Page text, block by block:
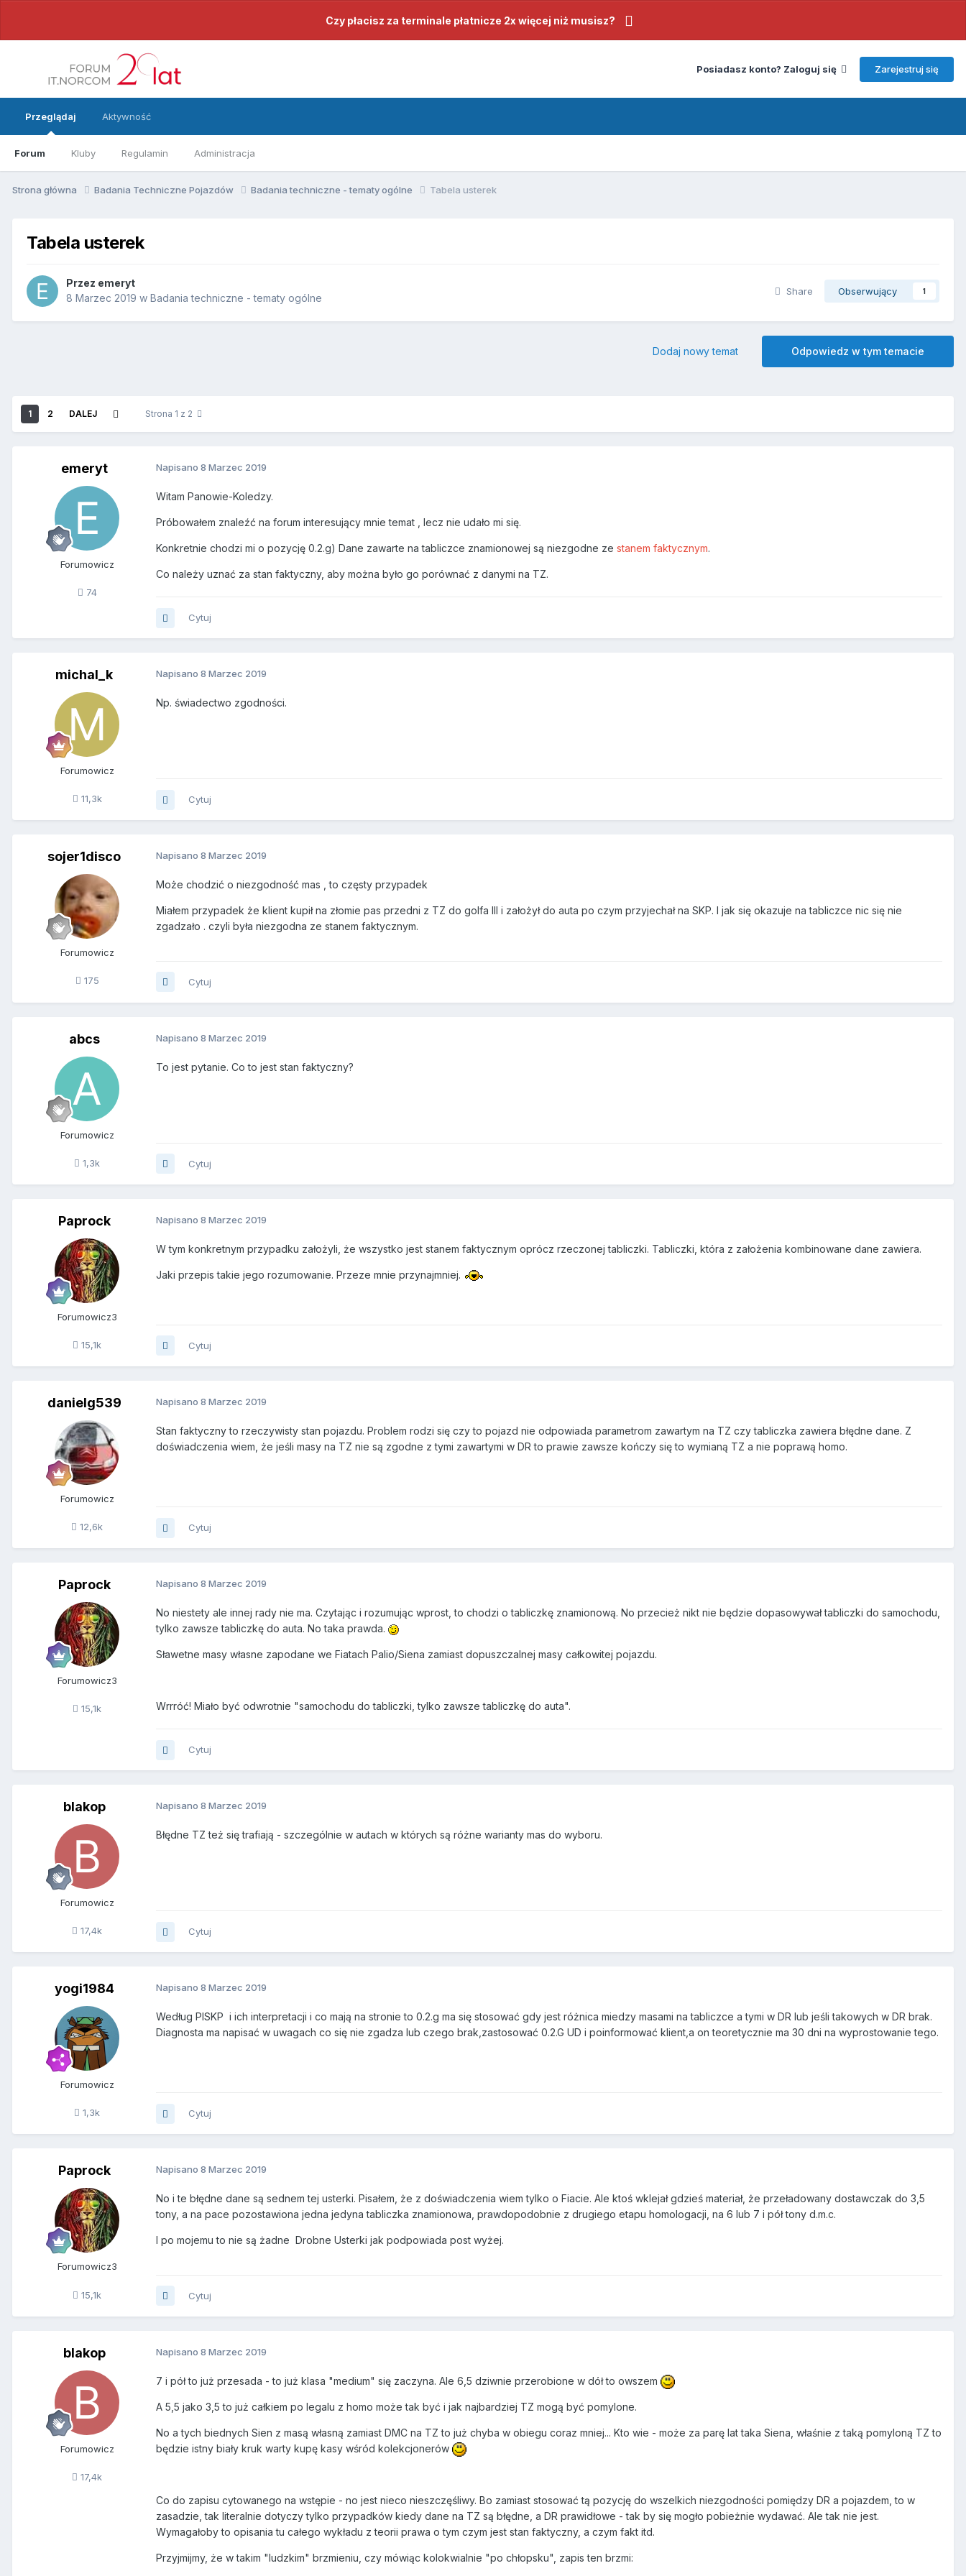
Czy płacisz za terminale płatnicze 2x więcej niż musisz?
Posiadasz konto? Zaloguj się Zarejestruj się
Przeglądaj
Forum Kluby Regulamin Administracja
Aktywność
Strona główna Badania Techniczne Pojazdów Badania techniczne - tematy ogólne Tabela usterek
Tabela usterek
Przez emeryt
8 Marzec 2019 w Badania techniczne - tematy ogólne
Share Obserwujący 1
Odpowiedz w tym temacie
Dodaj nowy temat
1 2 DALEJ Strona 1 z 2
emeryt
Forumowicz
74
Napisano 8 Marzec 2019
Witam Panowie-Koledzy.
Próbowałem znaleźć na forum interesujący mnie temat , lecz nie udało mi się.
Konkretnie chodzi mi o pozycję 0.2.g) Dane zawarte na tabliczce znamionowej są niezgodne ze stanem faktycznym.
Co należy uznać za stan faktyczny, aby można było go porównać z danymi na TZ.
Cytuj
michal_k
Forumowicz
11,3k
Napisano 8 Marzec 2019
Np. świadectwo zgodności.
Cytuj
sojer1disco
Forumowicz
175
Napisano 8 Marzec 2019
Może chodzić o niezgodność mas , to częsty przypadek
Miałem przypadek że klient kupił na złomie pas przedni z TZ do golfa III i założył do auta po czym przyjechał na SKP. I jak się okazuje na tabliczce nic się nie
zgadzało . czyli była niezgodna ze stanem faktycznym.
Cytuj
abcs
Forumowicz
1,3k
Napisano 8 Marzec 2019
To jest pytanie. Co to jest stan faktyczny?
Cytuj
Paprock
Forumowicz3
15,1k
Napisano 8 Marzec 2019
W tym konkretnym przypadku założyli, że wszystko jest stanem faktycznym oprócz rzeczonej tabliczki. Tabliczki, która z założenia kombinowane dane zawiera.
Jaki przepis takie jego rozumowanie. Przeze mnie przynajmniej.
Cytuj
danielg539
Forumowicz
12,6k
Napisano 8 Marzec 2019
Stan faktyczny to rzeczywisty stan pojazdu. Problem rodzi się czy to pojazd nie odpowiada parametrom zawartym na TZ czy tabliczka zawiera błędne dane. Z
doświadczenia wiem, że jeśli masy na TZ nie są zgodne z tymi zawartymi w DR to prawie zawsze kończy się to wymianą TZ a nie poprawą homo.
Cytuj
Paprock
Forumowicz3
15,1k
Napisano 8 Marzec 2019
No niestety ale innej rady nie ma. Czytając i rozumując wprost, to chodzi o tabliczkę znamionową. No przecież nikt nie będzie dopasowywał tabliczki do samochodu,
tylko zawsze tabliczkę do auta. No taka prawda.
Sławetne masy własne zapodane we Fiatach Palio/Siena zamiast dopuszczalnej masy całkowitej pojazdu.
Wrrróć! Miało być odwrotnie "samochodu do tabliczki, tylko zawsze tabliczkę do auta".
Cytuj
blakop
Forumowicz
17,4k
Napisano 8 Marzec 2019
Błędne TZ też się trafiają - szczególnie w autach w których są różne warianty mas do wyboru.
Cytuj
yogi1984
Forumowicz
1,3k
Napisano 8 Marzec 2019
Według PISKP i ich interpretacji i co mają na stronie to 0.2.g ma się stosować gdy jest różnica miedzy masami na tabliczce a tymi w DR lub jeśli takowych w DR brak.
Diagnosta ma napisać w uwagach co się nie zgadza lub czego brak,zastosować 0.2.G UD i poinformować klient,a on teoretycznie ma 30 dni na wyprostowanie tego.
Cytuj
Paprock
Forumowicz3
15,1k
Napisano 8 Marzec 2019
No i te błędne dane są sednem tej usterki. Pisałem, że z doświadczenia wiem tylko o Fiacie. Ale ktoś wklejał gdzieś materiał, że przeładowany dostawczak do 3,5
tony, a na pace pozostawiona jedna jedyna tabliczka znamionowa, prawdopodobnie z drugiego etapu homologacji, na 6 lub 7 i pół tony d.m.c.
I po mojemu to nie są żadne Drobne Usterki jak podpowiada post wyżej.
Cytuj
blakop
Forumowicz
17,4k
Napisano 8 Marzec 2019
7 i pół to już przesada - to już klasa "medium" się zaczyna. Ale 6,5 dziwnie przerobione w dół to owszem
A 5,5 jako 3,5 to już całkiem po legalu z homo może tak być i jak najbardziej TZ mogą być pomylone.
No a tych biednych Sien z masą własną zamiast DMC na TZ to już chyba w obiegu coraz mniej... Kto wie - może za parę lat taka Siena, właśnie z taką pomyloną TZ to
będzie istny biały kruk warty kupę kasy wśród kolekcjonerów
Co do zapisu cytowanego na wstępie - no jest nieco nieszczęśliwy. Bo zamiast stosować tą pozycję do wszelkich niezgodności pomiędzy DR a pojazdem, to w
zasadzie, tak literalnie dotyczy tylko przypadków kiedy dane na TZ są błędne, a DR prawidłowe - tak by się mogło pobieżnie wydawać. Ale tak nie jest.
Wymagałoby to opisania tu całego wykładu z teorii prawa o tym czym jest stan faktyczny, a czym fakt itd.
Przyjmijmy, że w takim "ludzkim" brzmieniu, czy mówiąc kolokwialnie "po chłopsku", zapis ten brzmi: